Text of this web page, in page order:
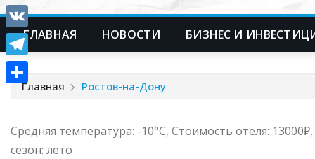
ГЛАВНАЯ НОВОСТИ БИЗНЕС И
Главная Ростов-на-Дону
Средняя температура: -10°C, Стоимость отеля:
сезон: лето
Viber
VK
Telegram
Отправить